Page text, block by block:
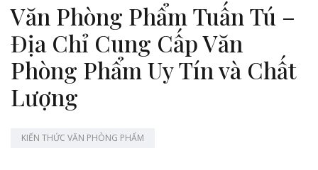
Văn Phòng Phẩm Tuấn Tú –
Địa Chỉ Cung Cấp Văn
Phòng Phẩm Uy Tín và Chất
Lượng
KIẾN THỨC VĂN PHÒNG PHẨM